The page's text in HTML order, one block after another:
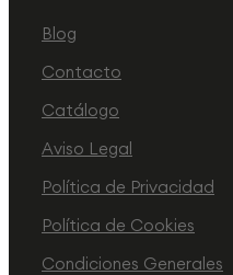
Blog
Contacto
Catálogo
Aviso Legal
Política de Privacidad
Política de Cookies
Condiciones Generales